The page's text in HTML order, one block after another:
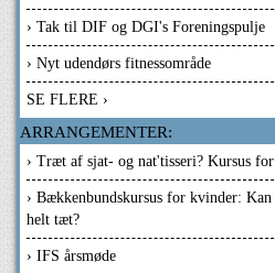
› Tak til DIF og DGI's Foreningspulje
› Nyt udendørs fitnessområde
SE FLERE ›
ARRANGEMENTER:
› Træt af sjat- og nat'tisseri? Kursus
› Bækkenbundskursus for kvinder:
helt tæt?
› IFS årsmøde